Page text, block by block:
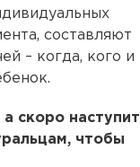
составляют
– когда, кого и
скоро наступит
чтобы